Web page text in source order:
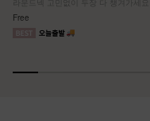
라운드넥 고민없이 두장 다 챙겨가세요
Free